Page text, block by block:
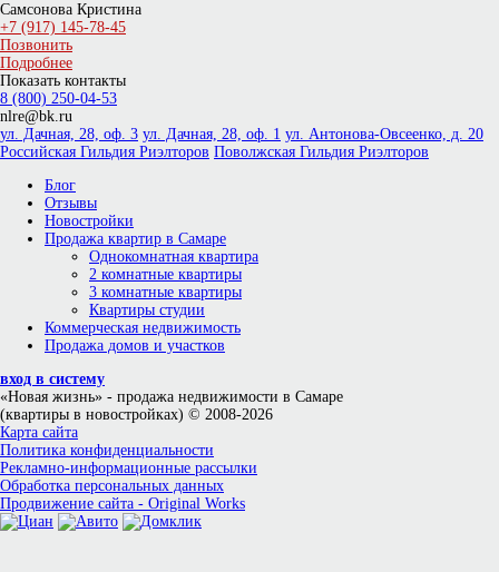
Самсонова Кристина
+7 (917) 145-78-45
Позвонить
Подробнее
Показать контакты
8 (800) 250-04-53
nlre@bk.ru
ул. Дачная, 28, оф. 3 ул. Дачная, 28, оф. 1 ул. Антонова-Овсеенко, д. 20
Российская Гильдия Риэлторов Поволжская Гильдия Риэлторов
Блог
Отзывы
Новостройки
Продажа квартир в Самаре
Однокомнатная квартира
2 комнатные квартиры
3 комнатные квартиры
Квартиры студии
Коммерческая недвижимость
Продажа домов и участков
вход в систему
«Новая жизнь» - продажа недвижимости в Самаре
(квартиры в новостройках) © 2008-2026
Карта сайта
Политика конфиденциальности
Рекламно-информационные рассылки
Обработка персональных данных
Продвижение сайта - Original Works